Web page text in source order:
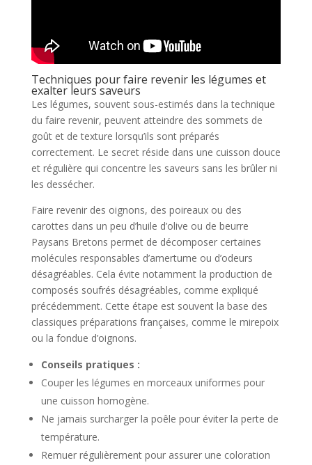
Techniques pour faire revenir les légumes et
exalter leurs saveurs
Les légumes, souvent sous-estimés dans la technique
du faire revenir, peuvent atteindre des sommets de
goût et de texture lorsqu’ils sont préparés
correctement. Le secret réside dans une cuisson douce
et régulière qui concentre les saveurs sans les brûler ni
les dessécher.
Faire revenir des oignons, des poireaux ou des
carottes dans un peu d’huile d’olive ou de beurre
Paysans Bretons permet de décomposer certaines
molécules responsables d’amertume ou d’odeurs
désagréables. Cela évite notamment la production de
composés soufrés désagréables, comme expliqué
précédemment. Cette étape est souvent la base des
classiques préparations françaises, comme le mirepoix
ou la fondue d’oignons.
Conseils pratiques :
Couper les légumes en morceaux uniformes pour
une cuisson homogène.
Ne jamais surcharger la poêle pour éviter la perte de
température.
Remuer régulièrement pour assurer une coloration